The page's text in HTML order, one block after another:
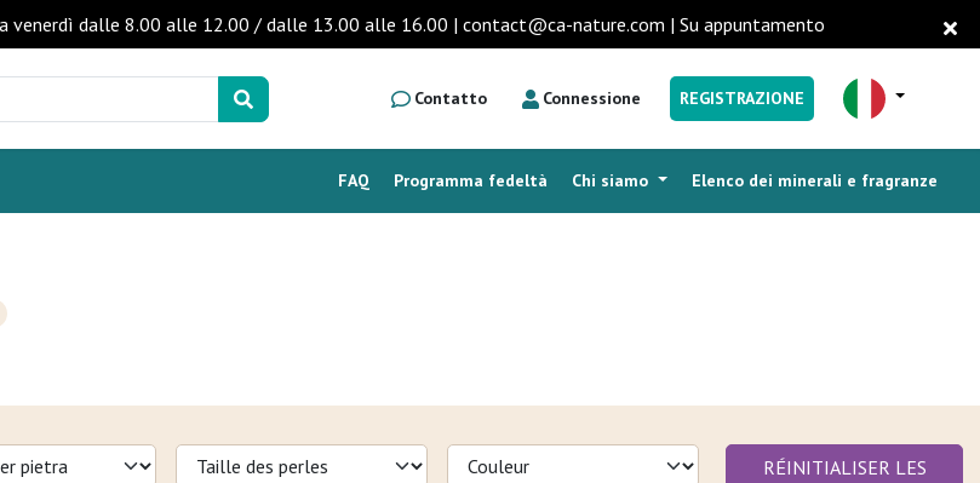
venerdì dalle 8.00 alle 12.00 / dalle 13.00 alle 16.00 | contact@ca-nature.com | Su appuntamento
Contatto Connessione REGISTRAZIONE
Elenco dei minerali e fragranze
Chi siamo
Programma fedeltà
FAQ
RÉINITIALISER LES